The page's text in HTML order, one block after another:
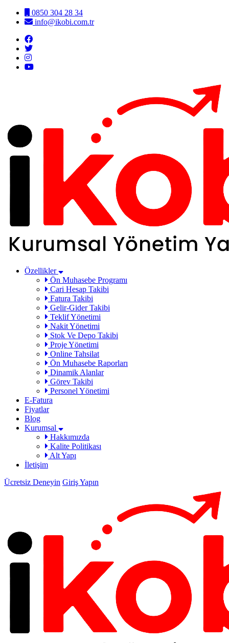
0850 304 28 34
info@ikobi.com.tr
Özellikler
Ön Muhasebe Programı
Cari Hesap Takibi
Fatura Takibi
Gelir-Gider Takibi
Teklif Yönetimi
Nakit Yönetimi
Stok Ve Depo Takibi
Proje Yönetimi
Online Tahsilat
Ön Muhasebe Raporları
Dinamik Alanlar
Görev Takibi
Personel Yönetimi
E-Fatura
Fiyatlar
Blog
Kurumsal
Hakkımızda
Kalite Politikası
Alt Yapı
İletişim
Ücretsiz Deneyin Giriş Yapın